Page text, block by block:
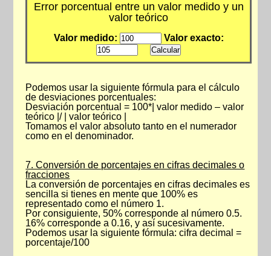
Error porcentual entre un valor medido y un
valor teórico
Valor medido: Valor exacto:
Podemos usar la siguiente fórmula para el cálculo
de desviaciones porcentuales:
Desviación porcentual = 100*| valor medido – valor
teórico |/ | valor teórico |
Tomamos el valor absoluto tanto en el numerador
como en el denominador.
7. Conversión de porcentajes en cifras decimales o
fracciones
La conversión de porcentajes en cifras decimales es
sencilla si tienes en mente que 100% es
representado como el número 1.
Por consiguiente, 50% corresponde al número 0.5.
16% corresponde a 0.16, y así sucesivamente.
Podemos usar la siguiente fórmula: cifra decimal =
porcentaje/100